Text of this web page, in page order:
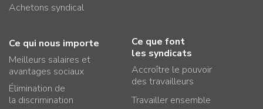
Achetons syndical
Ce qui nous importe
Meilleurs salaires et
avantages sociaux
Élimination de
la discrimination
Ce que font
les syndicats
Accroître le pouvoir
des travailleurs
Travailler ensemble